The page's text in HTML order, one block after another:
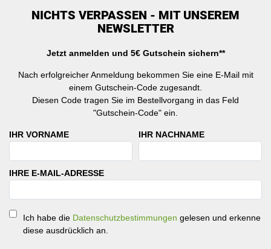
NICHTS VERPASSEN - MIT UNSEREM
NEWSLETTER
Jetzt anmelden und 5€ Gutschein sichern**
Nach erfolgreicher Anmeldung bekommen Sie eine E-Mail mit
einem Gutschein-Code zugesandt.
Diesen Code tragen Sie im Bestellvorgang in das Feld
"Gutschein-Code" ein.
IHR VORNAME IHR NACHNAME
IHRE E-MAIL-ADRESSE
Ich habe die Datenschutzbestimmungen gelesen und erkenne
diese ausdrücklich an.